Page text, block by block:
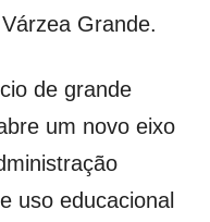
Grande.
de grande
um novo eixo
uso educacional